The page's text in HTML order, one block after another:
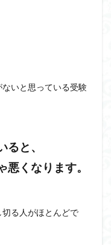
いと思っている受験
と、
くなります。
る人がほとんどで